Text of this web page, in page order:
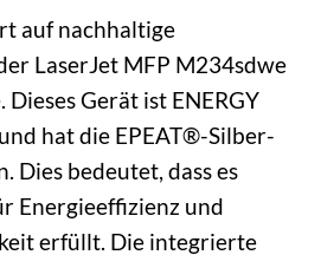
auf nachhaltige
LaserJet MFP M234sdwe
Gerät ist ENERGY
hat die EPEAT®-Silber-
Dies bedeutet, dass es
Energieeffizienz und
erfüllt. Die integrierte